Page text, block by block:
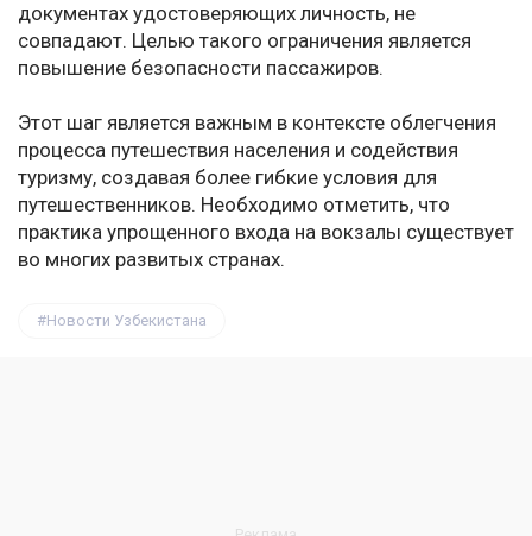
документах удостоверяющих личность, не
совпадают. Целью такого ограничения является
повышение безопасности пассажиров.
Этот шаг является важным в контексте облегчения
процесса путешествия населения и содействия
туризму, создавая более гибкие условия для
путешественников. Необходимо отметить, что
практика упрощенного входа на вокзалы существует
во многих развитых странах.
Новости Узбекистана